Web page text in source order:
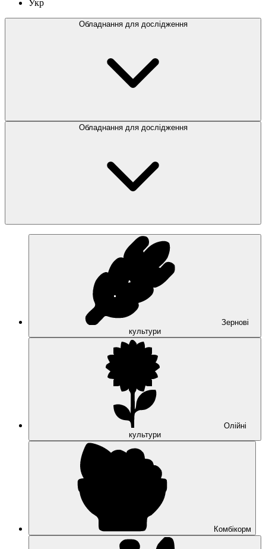
Укр
Обладнання для дослідження
Обладнання для дослідження
Зернові
культури
Олійні
культури
Комбікорм